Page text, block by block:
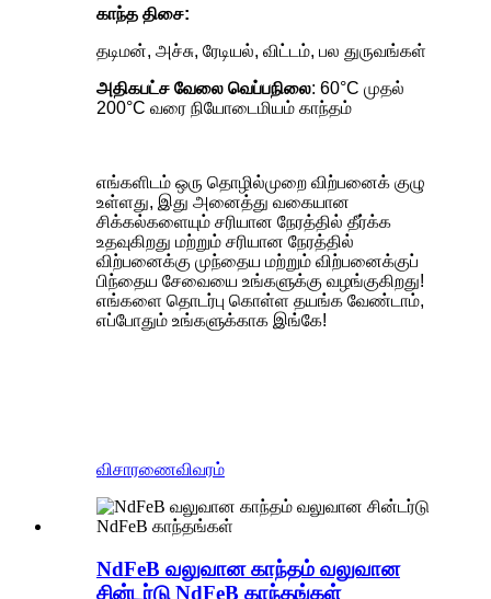
காந்த திசை:
தடிமன், அச்சு, ரேடியல், விட்டம், பல துருவங்கள்
அதிகபட்ச வேலை வெப்பநிலை: 60°C முதல்
200°C வரை நியோடைமியம் காந்தம்
எங்களிடம் ஒரு தொழில்முறை விற்பனைக் குழு
உள்ளது, இது அனைத்து வகையான
சிக்கல்களையும் சரியான நேரத்தில் தீர்க்க
உதவுகிறது மற்றும் சரியான நேரத்தில்
விற்பனைக்கு முந்தைய மற்றும் விற்பனைக்குப்
பிந்தைய சேவையை உங்களுக்கு வழங்குகிறது!
எங்களை தொடர்பு கொள்ள தயங்க வேண்டாம்,
எப்போதும் உங்களுக்காக இங்கே!
விசாரணைவிவரம்
NdFeB வலுவான காந்தம் வலுவான
சின்டர்டு NdFeB காந்தங்கள்